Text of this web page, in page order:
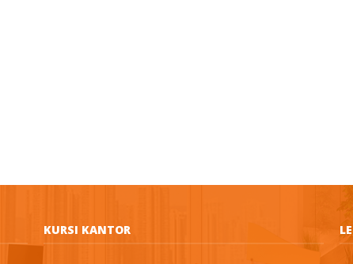
KURSI KANTOR